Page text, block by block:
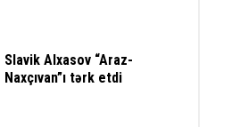
Slavik Alxasov “Araz-
Naxçıvan”ı tərk etdi